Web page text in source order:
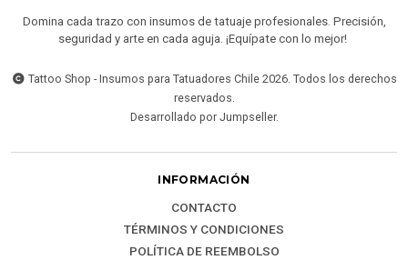
Domina cada trazo con insumos de tatuaje profesionales. Precisión,
seguridad y arte en cada aguja. ¡Equípate con lo mejor!
Tattoo Shop - Insumos para Tatuadores Chile 2026. Todos los derechos
reservados.
Desarrollado por Jumpseller.
INFORMACIÓN
CONTACTO
TÉRMINOS Y CONDICIONES
POLÍTICA DE REEMBOLSO